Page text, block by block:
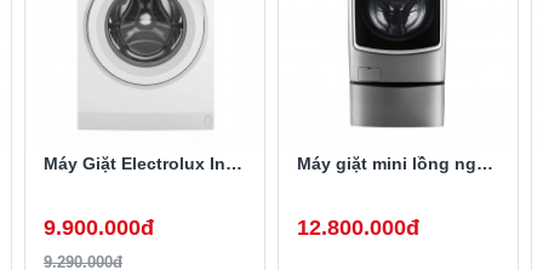
Máy Giặt Electrolux Inverter 10 Kg EWF1024D3WB
9.900.000đ
9.290.000đ
Máy giặt mini lồng ngang Twinwash LG T2735NWLV 3.5Kg
12.800.000đ